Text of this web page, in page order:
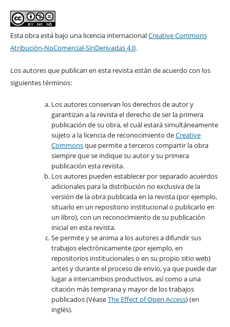
Esta obra está bajo una licencia internacionalCreative Commons
Atribución-NoComercial-SinDerivadas 4.0.
Los autores que publican en esta revista están de acuerdo con los
siguientes términos:
Los autores conservan los derechos de autor y
garantizan a la revista el derecho de ser la primera
publicación de su obra, el cuál estará simultáneamente
sujeto a la licencia de reconocimiento deCreative
Commonsque permite a terceros compartir la obra
siempre que se indique su autor y su primera
publicación esta revista.
Los autores pueden establecer por separado acuerdos
adicionales para la distribución no exclusiva de la
versión de la obra publicada en la revista (por ejemplo,
situarlo en un repositorio institucional o publicarlo en
un libro), con un reconocimiento de su publicación
inicial en esta revista.
Se permite y se anima a los autores a difundir sus
trabajos electrónicamente (por ejemplo, en
repositorios institucionales o en su propio sitio web)
antes y durante el proceso de envío, ya que puede dar
lugar a intercambios productivos, así como a una
citación más temprana y mayor de los trabajos
publicados (VéaseThe Effect of Open Access) (en
inglés).